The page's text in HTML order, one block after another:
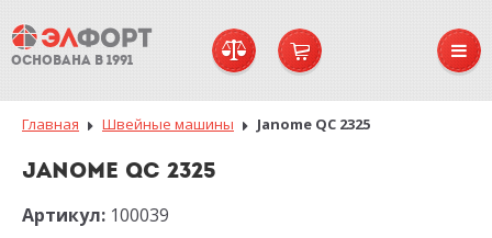
ОСНОВАНА В 1991
Главная Швейные машины Janome QC 2325
JANOME QC 2325
Артикул: 100039